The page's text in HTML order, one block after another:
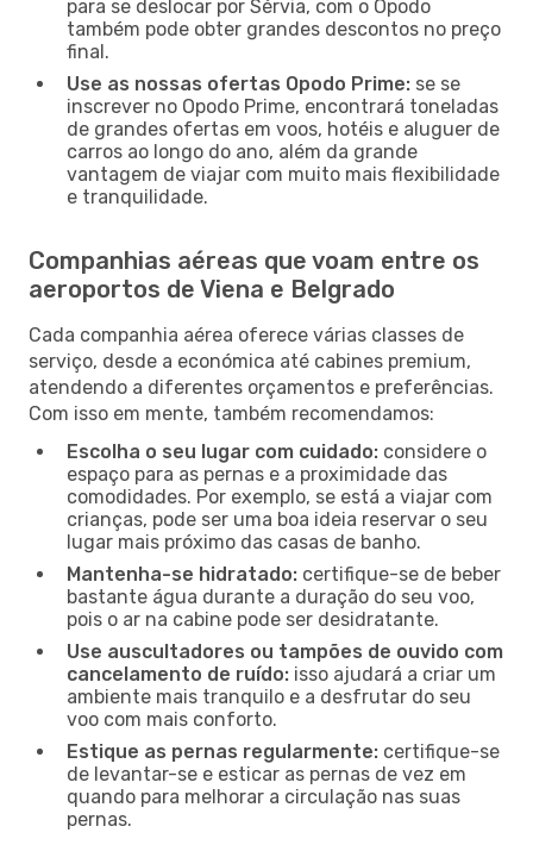
para se deslocar por Sérvia, com o Opodo
também pode obter grandes descontos no preço
final.
Use as nossas ofertas Opodo Prime: se se
inscrever no Opodo Prime, encontrará toneladas
de grandes ofertas em voos, hotéis e aluguer de
carros ao longo do ano, além da grande
vantagem de viajar com muito mais flexibilidade
e tranquilidade.
Companhias aéreas que voam entre os
aeroportos de Viena e Belgrado
Cada companhia aérea oferece várias classes de
serviço, desde a económica até cabines premium,
atendendo a diferentes orçamentos e preferências.
Com isso em mente, também recomendamos:
Escolha o seu lugar com cuidado: considere o
espaço para as pernas e a proximidade das
comodidades. Por exemplo, se está a viajar com
crianças, pode ser uma boa ideia reservar o seu
lugar mais próximo das casas de banho.
Mantenha-se hidratado: certifique-se de beber
bastante água durante a duração do seu voo,
pois o ar na cabine pode ser desidratante.
Use auscultadores ou tampões de ouvido com
cancelamento de ruído: isso ajudará a criar um
ambiente mais tranquilo e a desfrutar do seu
voo com mais conforto.
Estique as pernas regularmente: certifique-se
de levantar-se e esticar as pernas de vez em
quando para melhorar a circulação nas suas
pernas.